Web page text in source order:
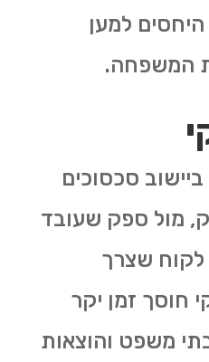
למען
המשפחה.
סכסוכים
מול ספק שעובד
לקוח שצרך
חוסך זמן יקר
משפט והוצאות